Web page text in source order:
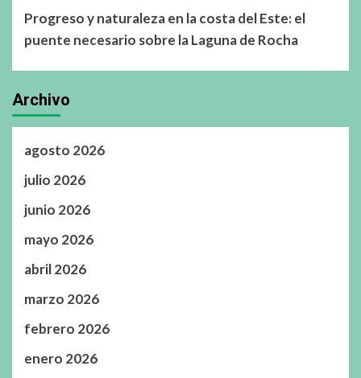
Progreso y naturaleza en la costa del Este: el
puente necesario sobre la Laguna de Rocha
Archivo
agosto 2026
julio 2026
junio 2026
mayo 2026
abril 2026
marzo 2026
febrero 2026
enero 2026